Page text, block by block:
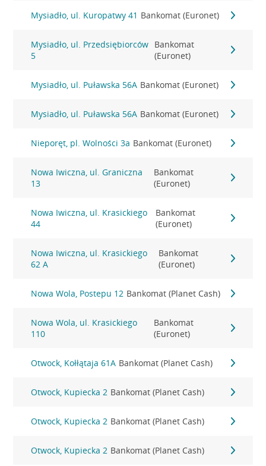
Mysiadło, ul. Kuropatwy 41 Bankomat (Euronet)
Mysiadło, ul. Przedsiębiorców
5
Bankomat
(Euronet)
Mysiadło, ul. Puławska 56A Bankomat (Euronet)
Mysiadło, ul. Puławska 56A Bankomat (Euronet)
Nieporęt, pl. Wolności 3a Bankomat (Euronet)
Nowa Iwiczna, ul. Graniczna
13
Bankomat
(Euronet)
Nowa Iwiczna, ul. Krasickiego
44
Bankomat
(Euronet)
Nowa Iwiczna, ul. Krasickiego
62 A
Bankomat
(Euronet)
Nowa Wola, Postepu 12 Bankomat (Planet Cash)
Nowa Wola, ul. Krasickiego
110
Bankomat
(Euronet)
Otwock, Kołłątaja 61A Bankomat (Planet Cash)
Otwock, Kupiecka 2 Bankomat (Planet Cash)
Otwock, Kupiecka 2 Bankomat (Planet Cash)
Otwock, Kupiecka 2 Bankomat (Planet Cash)